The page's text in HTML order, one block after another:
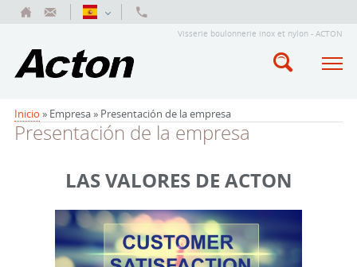
Visserie boulonnerie inox et nylon - ACTON
Inicio » Empresa » Presentación de la empresa
Presentación de la empresa
LAS VALORES DE ACTON